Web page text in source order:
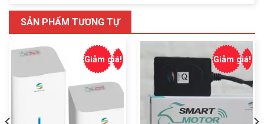
SẢN PHẨM TƯƠNG TỰ
Giảm giá! Giảm giá!